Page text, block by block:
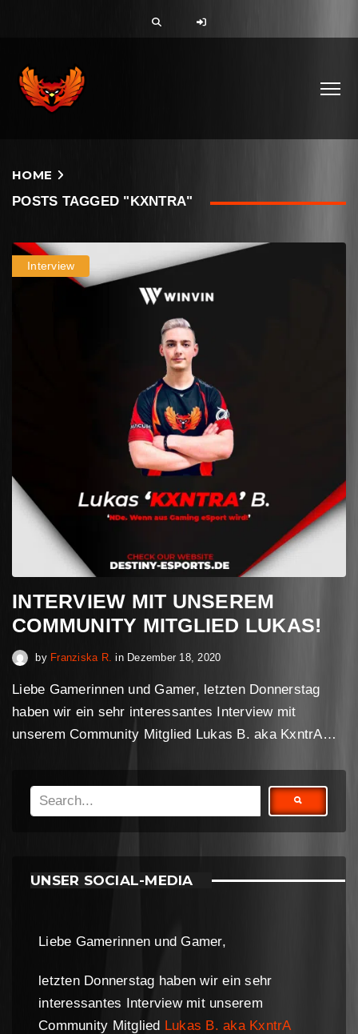
HOME
POSTS TAGGED "KXNTRA"
Interview
INTERVIEW MIT UNSEREM
COMMUNITY MITGLIED LUKAS!
by Franziska R. in Dezember 18, 2020April 30, 2023
Liebe Gamerinnen und Gamer, letzten Donnerstag
haben wir ein sehr interessantes Interview mit
unserem Community Mitglied Lukas B. aka KxntrA…
UNSER SOCIAL-MEDIA
Liebe Gamerinnen und Gamer,
letzten Donnerstag haben wir ein sehr
interessantes Interview mit unserem
Community Mitglied Lukas B. aka KxntrA